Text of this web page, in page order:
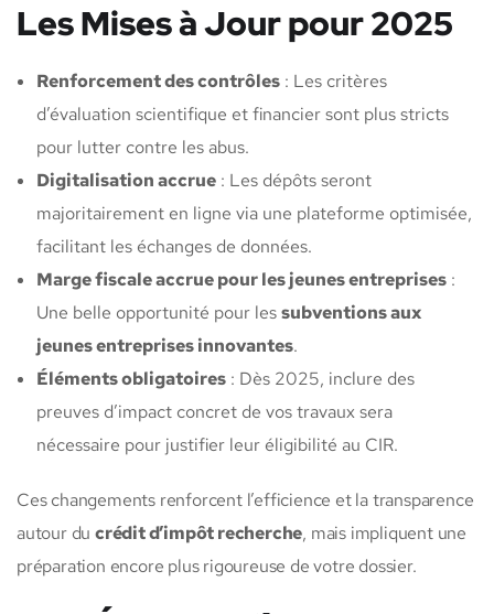
Les Mises à Jour pour 2025
Renforcement des contrôles : Les critères
d’évaluation scientifique et financier sont plus stricts
pour lutter contre les abus.
Digitalisation accrue : Les dépôts seront
majoritairement en ligne via une plateforme optimisée,
facilitant les échanges de données.
Marge fiscale accrue pour les jeunes entreprises :
Une belle opportunité pour lessubventions aux
jeunes entreprises innovantes.
Éléments obligatoires : Dès 2025, inclure des
preuves d’impact concret de vos travaux sera
nécessaire pour justifier leur éligibilité au CIR.
Ces changements renforcent l’efficience et la transparence
autour du crédit d’impôt recherche, mais impliquent une
préparation encore plus rigoureuse de votre dossier.